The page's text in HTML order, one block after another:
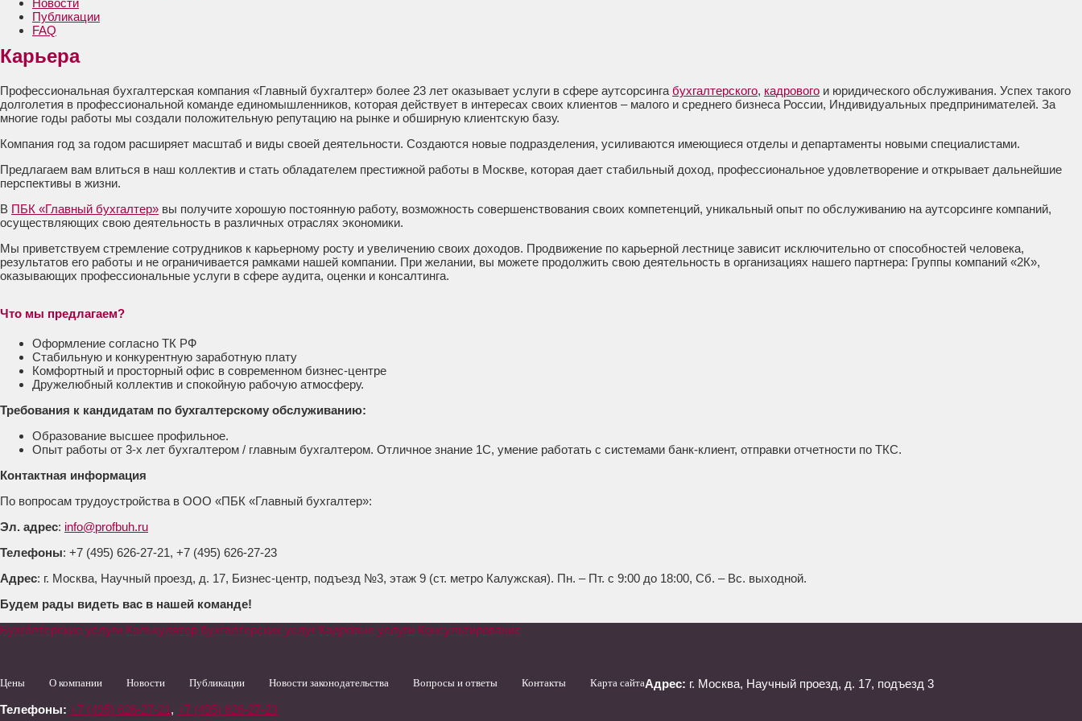
Публикации
FAQ
Карьера
Профессиональная бухгалтерская компания «Главный бухгалтер» более 23 лет оказывает услуги в сфере аутсорсинга бухгалтерского, кадрового и юридического обслуживания. Успех такого
долголетия в профессиональной команде единомышленников, которая действует в интересах своих клиентов – малого и среднего бизнеса России, Индивидуальных предпринимателей. За
многие годы работы мы создали положительную репутацию на рынке и обширную клиентскую базу.
Компания год за годом расширяет масштаб и виды своей деятельности. Создаются новые подразделения, усиливаются имеющиеся отделы и департаменты новыми специалистами.
Предлагаем вам влиться в наш коллектив и стать обладателем престижной работы в Москве, которая дает стабильный доход, профессиональное удовлетворение и открывает дальнейшие
перспективы в жизни.
В ПБК «Главный бухгалтер» вы получите хорошую постоянную работу, возможность совершенствования своих компетенций, уникальный опыт по обслуживанию на аутсорсинге компаний,
осуществляющих свою деятельность в различных отраслях экономики.
Мы приветствуем стремление сотрудников к карьерному росту и увеличению своих доходов. Продвижение по карьерной лестнице зависит исключительно от способностей человека,
результатов его работы и не ограничивается рамками нашей компании. При желании, вы можете продолжить свою деятельность в организациях нашего партнера: Группы компаний «2К»,
оказывающих профессиональные услуги в сфере аудита, оценки и консалтинга.
Что мы предлагаем?
Оформление согласно ТК РФ
Стабильную и конкурентную заработную плату
Комфортный и просторный офис в современном бизнес-центре
Дружелюбный коллектив и спокойную рабочую атмосферу.
Требования к кандидатам по бухгалтерскому обслуживанию:
Образование высшее профильное.
Опыт работы от 3-х лет бухгалтером / главным бухгалтером. Отличное знание 1С, умение работать с системами банк-клиент, отправки отчетности по ТКС.
Контактная информация
По вопросам трудоустройства в ООО «ПБК «Главный бухгалтер»:
Эл. адрес: info@profbuh.ru
Телефоны: +7 (495) 626-27-21, +7 (495) 626-27-23
Адрес: г. Москва, Научный проезд, д. 17, Бизнес-центр, подъезд №3, этаж 9 (ст. метро Калужская). Пн. – Пт. с 9:00 до 18:00, Сб. – Вс. выходной.
Будем рады видеть вас в нашей команде!
Бухгалтерские услуги Калькулятор бухгалтерских услуг Кадровые услуги Консультирование
Цены О компании Новости Публикации Новости законодательства Вопросы и ответы Контакты Карта сайтаАдрес: г. Москва, Научный проезд, д. 17, подъезд 3
Телефоны: +7 (495) 626-27-21 , +7 (495) 626-27-23